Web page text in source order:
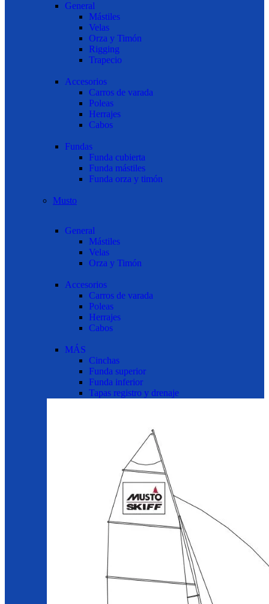
General
Mástiles
Velas
Orza y Timón
Rigging
Trapecio
Accesorios
Carros de varada
Poleas
Herrajes
Cabos
Fundas
Funda cubierta
Funda mástiles
Funda orza y timón
Musto
General
Mástiles
Velas
Orza y Timón
Accesorios
Carros de varada
Poleas
Herrajes
Cabos
MÁS
Cinchas
Funda superior
Funda inferior
Tapas registro y drenaje